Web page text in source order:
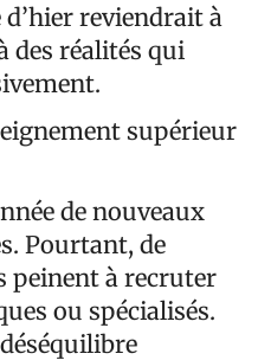
reviendrait à
des réalités qui
supérieur
de nouveaux
Pourtant, de
peinent à recruter
ou spécialisés.